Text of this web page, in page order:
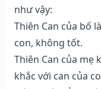
như vậy:
Thiên Can của bố
con, không tốt.
Thiên Can của
khắc với can của